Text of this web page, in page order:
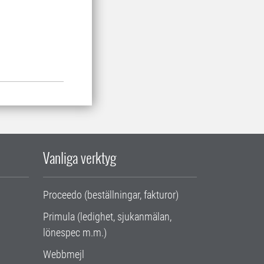
Vanliga verktyg
Proceedo (beställningar, fakturor)
Primula (ledighet, sjukanmälan,
lönespec m.m.)
Webbmejl